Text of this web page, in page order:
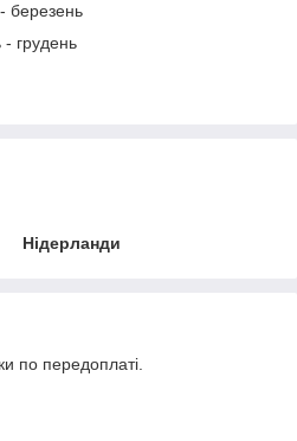
березень
- грудень
Нідерланди
по передоплаті.